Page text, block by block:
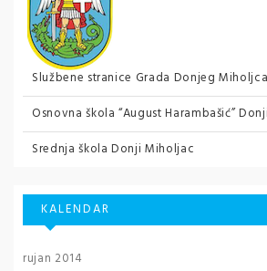
Službene stranice Grada Donjeg Miholjca
Osnovna škola “August Harambašić”
Srednja škola Donji Miholjac
KALENDAR
rujan 2014